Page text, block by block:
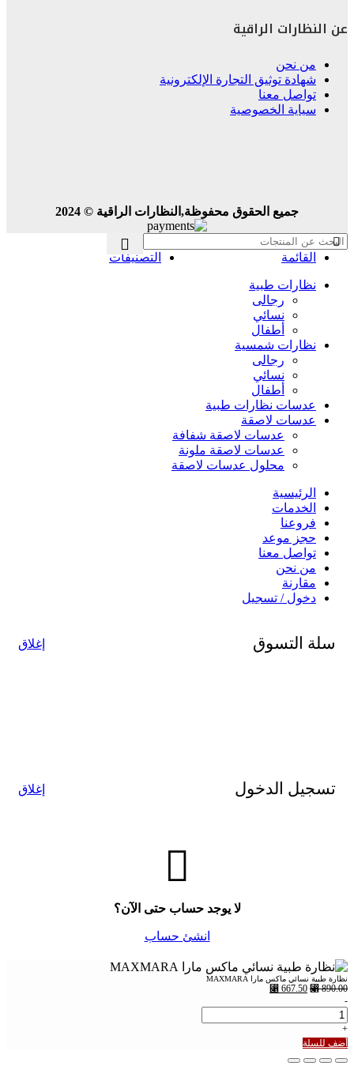
عن النظارات الراقية
من نحن
شهادة توثيق التجارة الإلكترونية
تواصل معنا
سياية الخصوصية
جميع الحقوق محفوظة,النظارات الراقية © 2024
القائمة التصنيفات
نظارات طبية
رجالى
نسائي
أطفال
نظارات شمسية
رجالى
نسائي
أطفال
عدسات نظارات طبية
عدسات لاصقة
عدسات لاصقة شفافة
عدسات لاصقة ملونة
محلول عدسات لاصقة
الرئيسية
الخدمات
فروعنا
حجز موعد
تواصل معنا
من نحن
مقارنة
دخول / تسجيل
سلة التسوق إغلاق
تسجيل الدخول إغلاق
لا يوجد حساب حتى الآن؟
انشئ حساب
نظارة طبية نسائي ماكس مارا MAXMARA
⃁890.00
⃁ 667.50
-
+
أضف للسلة